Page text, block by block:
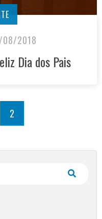
08/2018
Dia dos Pais
2